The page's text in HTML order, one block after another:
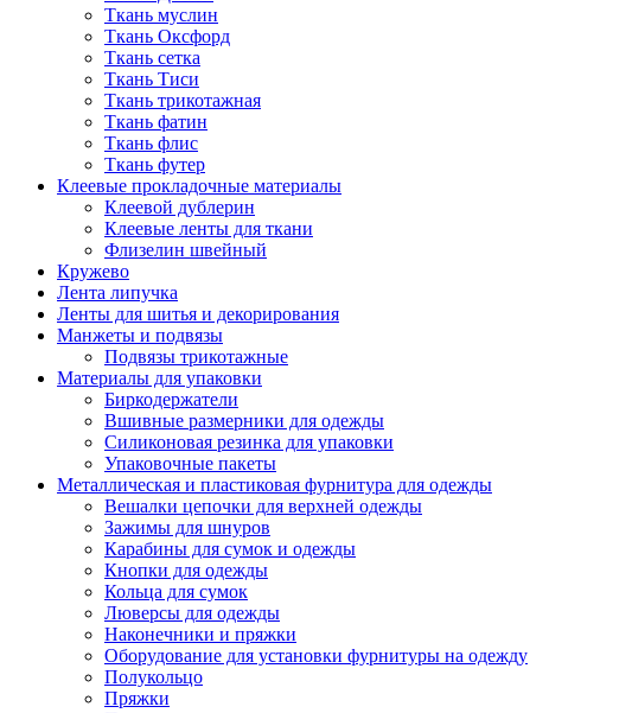
Ткань муслин
Ткань Оксфорд
Ткань сетка
Ткань Тиси
Ткань трикотажная
Ткань фатин
Ткань флис
Ткань футер
Клеевые прокладочные материалы
Клеевой дублерин
Клеевые ленты для ткани
Флизелин швейный
Кружево
Лента липучка
Ленты для шитья и декорирования
Манжеты и подвязы
Подвязы трикотажные
Материалы для упаковки
Биркодержатели
Вшивные размерники для одежды
Силиконовая резинка для упаковки
Упаковочные пакеты
Металлическая и пластиковая фурнитура для одежды
Вешалки цепочки для верхней одежды
Зажимы для шнуров
Карабины для сумок и одежды
Кнопки для одежды
Кольца для сумок
Люверсы для одежды
Наконечники и пряжки
Оборудование для установки фурнитуры на одежду
Полукольцо
Пряжки